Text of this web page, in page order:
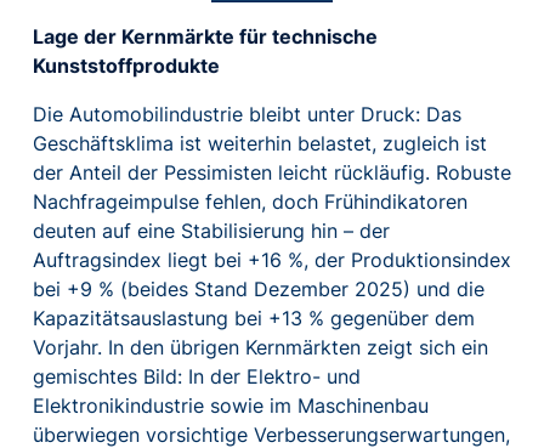
Lage der Kernmärkte für technische
Kunststoffprodukte
Die Automobilindustrie bleibt unter Druck: Das
Geschäftsklima ist weiterhin belastet, zugleich ist
der Anteil der Pessimisten leicht rückläufig. Robuste
Nachfrageimpulse fehlen, doch Frühindikatoren
deuten auf eine Stabilisierung hin – der
Auftragsindex liegt bei +16 %, der Produktionsindex
bei +9 % (beides Stand Dezember 2025) und die
Kapazitätsauslastung bei +13 % gegenüber dem
Vorjahr. In den übrigen Kernmärkten zeigt sich ein
gemischtes Bild: In der Elektro- und
Elektronikindustrie sowie im Maschinenbau
überwiegen vorsichtige Verbesserungserwartungen,